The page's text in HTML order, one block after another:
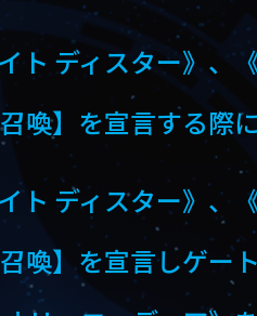
ト ディスター》、
喚】を宣言する際
ト ディスター》、
喚】を宣言しゲー